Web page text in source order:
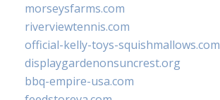
morseysfarms.com
riverviewtennis.com
official-kelly-toys-squishmallows.com
displaygardenonsuncrest.org
bbq-empire-usa.com